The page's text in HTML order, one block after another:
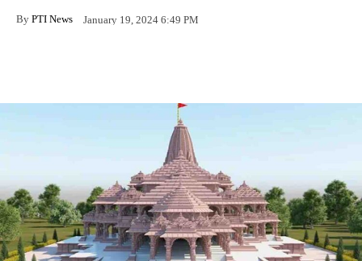
By PTI News January 19, 2024 6:49 PM